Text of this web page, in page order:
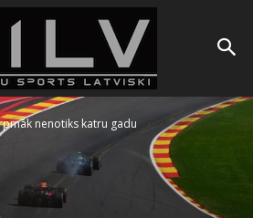
nenotiks katru gadu